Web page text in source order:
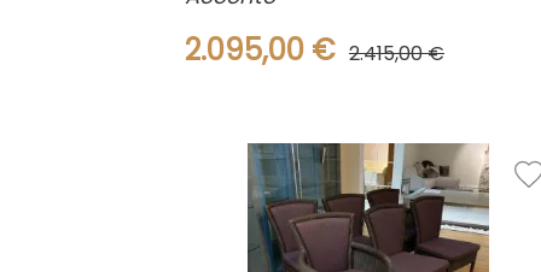
2.095,00 € 2.415,00 €